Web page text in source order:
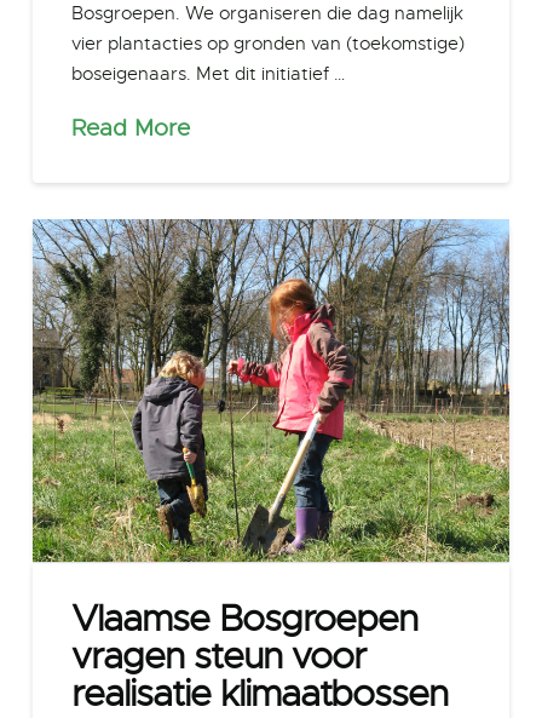
Bosgroepen. We organiseren die dag namelijk
vier plantacties op gronden van (toekomstige)
boseigenaars. Met dit initiatief …
Read More
Vlaamse Bosgroepen
vragen steun voor
realisatie klimaatbossen